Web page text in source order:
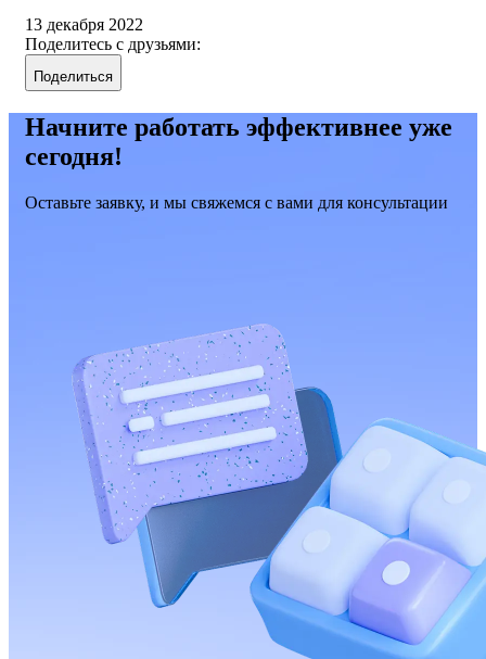
13 декабря 2022
Поделитесь с друзьями:
Поделиться
Начните работать эффективнее уже
сегодня!
Оставьте заявку, и мы свяжемся с вами для консультации